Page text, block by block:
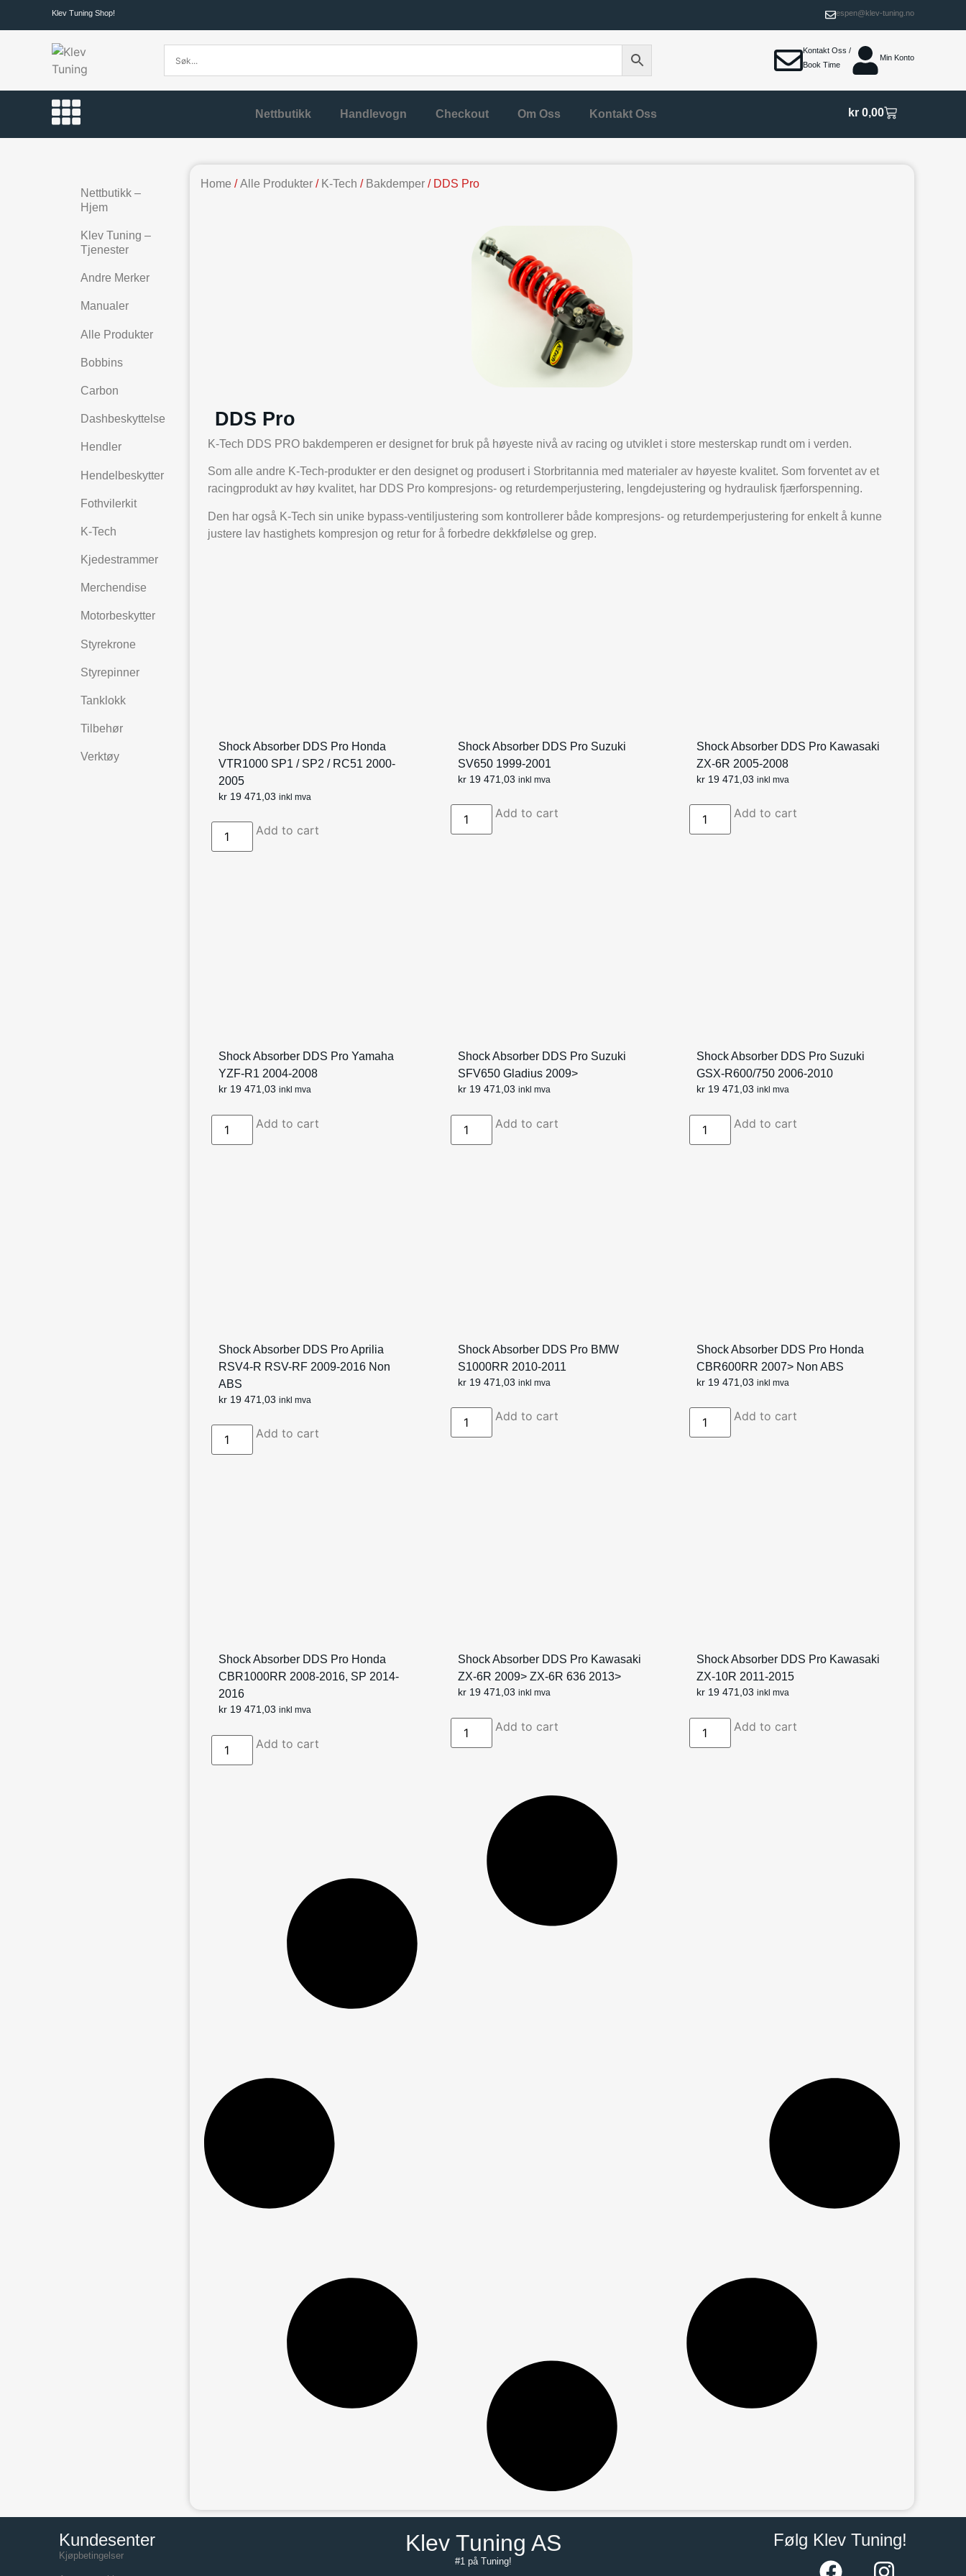
Klev Tuning Shop! espen@klev-tuning.no
Kontakt Oss /
Book Time
Min Konto
Nettbutikk Handlevogn Checkout Om Oss Kontakt Oss kr 0,00
Nettbutikk –
Hjem
Klev Tuning –
Tjenester
Andre Merker
Manualer
Alle Produkter
Bobbins
Carbon
Dashbeskyttelse
Hendler
Hendelbeskytter
Fothvilerkit
K-Tech
Kjedestrammer
Merchendise
Motorbeskytter
Styrekrone
Styrepinner
Tanklokk
Tilbehør
Verktøy
Home /Alle Produkter / K-Tech / Bakdemper / DDS Pro
DDS Pro
K-Tech DDS PRO bakdemperen er designet for bruk på høyeste nivå av racing og utviklet i store mesterskap rundt om i verden.
Som alle andre K-Tech-produkter er den designet og produsert i Storbritannia med materialer av høyeste kvalitet. Som forventet av et
racingprodukt av høy kvalitet, har DDS Pro kompresjons- og returdemperjustering, lengdejustering og hydraulisk fjærforspenning.
Den har også K-Tech sin unike bypass-ventiljustering som kontrollerer både kompresjons- og returdemperjustering for enkelt å kunne
justere lav hastighets kompresjon og retur for å forbedre dekkfølelse og grep.
Shock Absorber DDS Pro Honda
VTR1000 SP1 / SP2 / RC51 2000-
2005
kr 19 471,03 inkl mva
Add to cart
Shock Absorber DDS Pro Suzuki
SV650 1999-2001
kr19 471,03 inkl mva
Add to cart
Shock Absorber DDS Pro Kawasaki
ZX-6R 2005-2008
kr 19 471,03 inkl mva
Add to cart
Shock Absorber DDS Pro Yamaha
YZF-R1 2004-2008
kr 19 471,03 inkl mva
Add to cart
Shock Absorber DDS Pro Suzuki
SFV650 Gladius 2009>
kr19 471,03 inkl mva
Add to cart
Shock Absorber DDS Pro Suzuki
GSX-R600/750 2006-2010
kr 19 471,03 inkl mva
Add to cart
Shock Absorber DDS Pro Aprilia
RSV4-R RSV-RF 2009-2016 Non
ABS
kr 19 471,03 inkl mva
Add to cart
Shock Absorber DDS Pro BMW
S1000RR 2010-2011
kr19 471,03 inkl mva
Add to cart
Shock Absorber DDS Pro Honda
CBR600RR 2007> Non ABS
kr 19 471,03 inkl mva
Add to cart
Shock Absorber DDS Pro Honda
CBR1000RR 2008-2016, SP 2014-
2016
kr 19 471,03 inkl mva
Add to cart
Shock Absorber DDS Pro Kawasaki
ZX-6R 2009> ZX-6R 636 2013>
kr19 471,03 inkl mva
Add to cart
Shock Absorber DDS Pro Kawasaki
ZX-10R 2011-2015
kr 19 471,03 inkl mva
Add to cart
Kundesenter
Kjøpbetingelser Klev Tuning AS
#1 på Tuning!
Følg Klev Tuning!